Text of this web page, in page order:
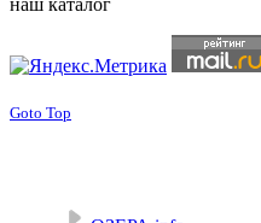
наш каталог
Goto Top